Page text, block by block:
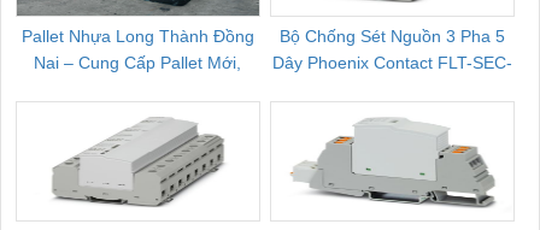
Pallet Nhựa Long Thành Đồng
Nai – Cung Cấp Pallet Mới,
Bộ Chống Sét Nguồn 3 Pha 5
Dây Phoenix Contact FLT-SEC-